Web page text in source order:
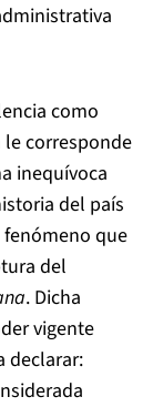
como
corresponde
inequívoca
del país
fenómeno que
del
. Dicha
vigente
declarar: